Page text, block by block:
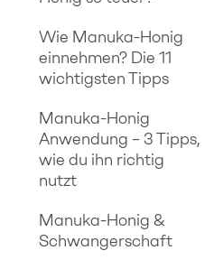
Wie Manuka-Honig
einnehmen? Die 11
wichtigsten Tipps
Manuka-Honig
Anwendung – 3 Tipps,
wie du ihn richtig
nutzt
Manuka-Honig &
Schwangerschaft